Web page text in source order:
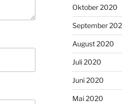
Oktober 2020
September
August 2020
Juli 2020
Juni 2020
Mai 2020